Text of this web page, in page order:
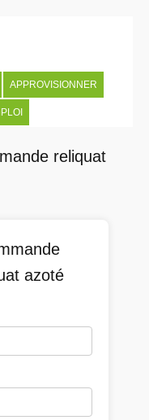
APPROVISIONNER
reliquat
azoté